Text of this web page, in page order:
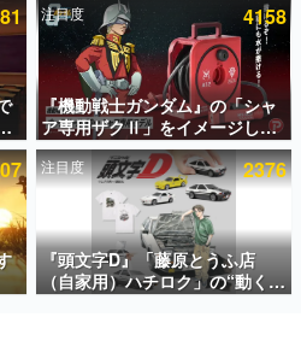
事ランキング
以上！ ページビュー数万以上！ などな
まれた、電ファミ渾身の“殿堂入り”記
ターの方々に製作時のエピソードをお
注目度 4158
『機動戦士ガンダム』の「シャ
ア専用ザクⅡ」をイメージした
散水ホースリールが予約開始。
本体にはシャアのパーソナルマ
ークやジオン公国軍のエンブレ
ム、型式番号などを配置
注目度 2376
『頭文字D』「藤原とうふ店
（自家用）ハチロク」の“動くテ
ィッシュケース”が買えるポップ